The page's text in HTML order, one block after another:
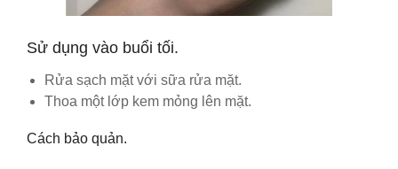
Sử dụng vào buổi tối.
Rửa sạch mặt với sữa rửa mặt.
Thoa một lớp kem mỏng lên mặt.
Cách bảo quản.